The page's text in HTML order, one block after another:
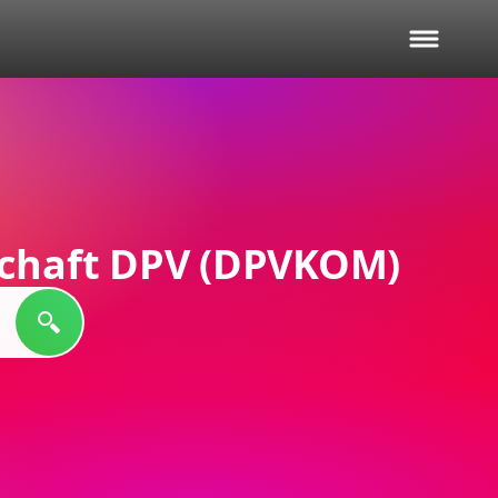
DPV (DPVKOM)